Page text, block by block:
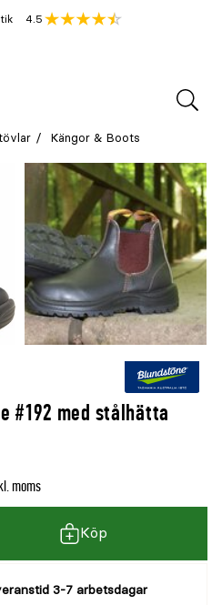
Genomsnitt
4.5
Kängor & Boots
#192 med stålhätta
moms
Köp
3-7 arbetsdagar